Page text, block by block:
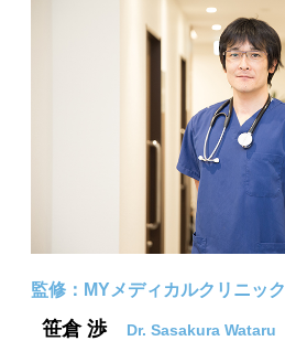
監修：MYメディカルクリニッ
笹倉 渉 Dr. Sasakura Wataru